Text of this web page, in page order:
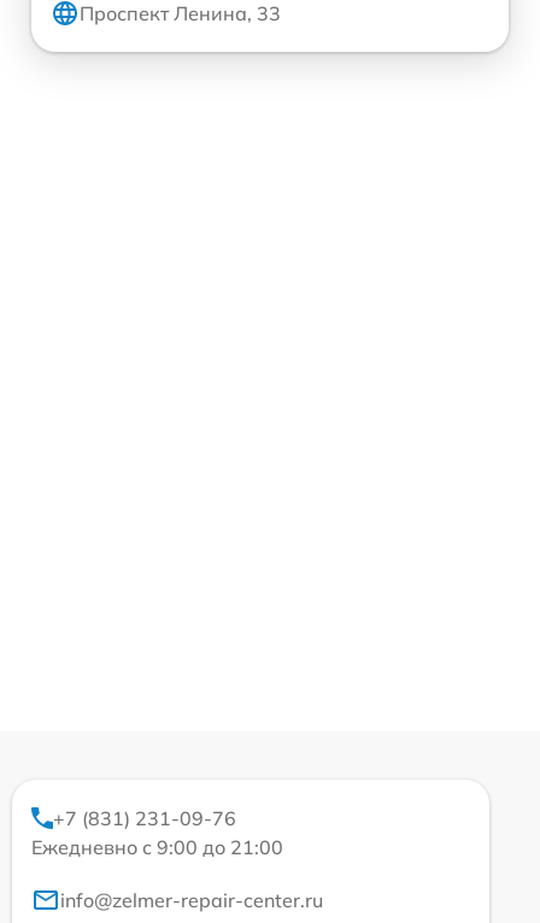
Проспект Ленина, 33
+7 (831) 231-09-76
Ежедневно с 9:00 до 21:00
info@zelmer-repair-center.ru